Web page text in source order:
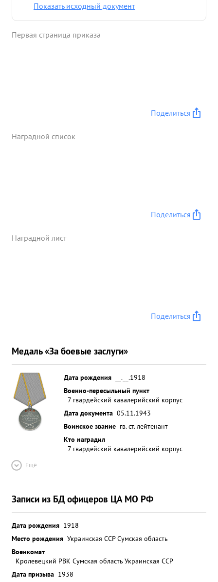
Показать исходный документ
Первая страница приказа
Поделиться
Наградной список
Поделиться
Наградной лист
Поделиться
Медаль «За боевые заслуги»
Дата рождения
__.__.1918
Военно-пересыльный пункт
7 гвардейский кавалерийский корпус
Дата документа 05.11.1943
Воинское звание гв. ст. лейтенант
Кто наградил
7 гвардейский кавалерийский корпус
Ещё
Записи из БД офицеров ЦА МО РФ
Дата рождения 1918
Место рождения Украинская ССР Сумская область
Военкомат
Кролевецкий РВК Сумская область Украинская ССР
Дата призыва 1938